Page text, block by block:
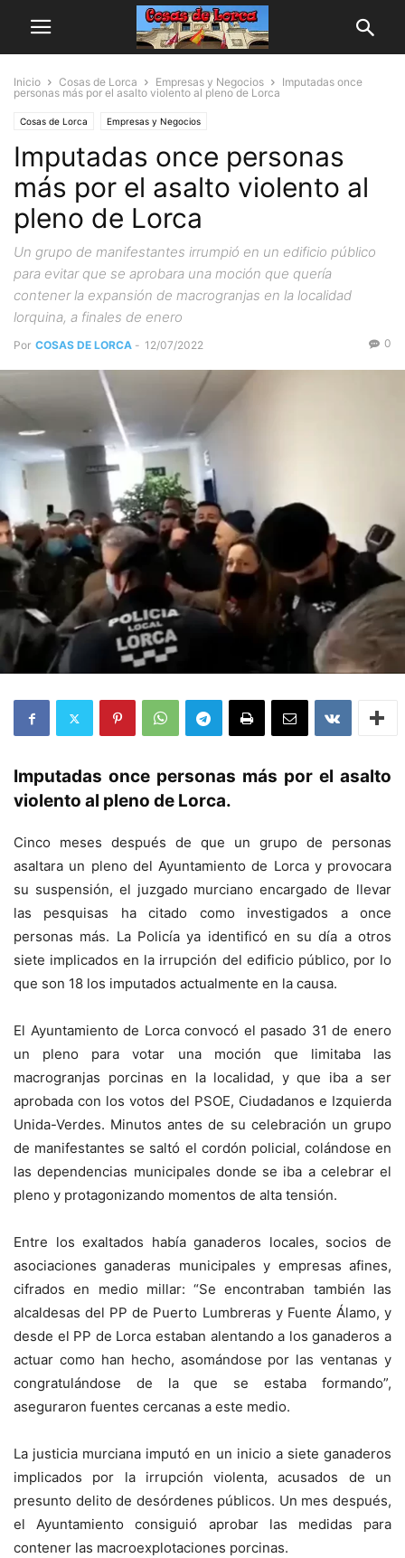
Inicio Cosas de Lorca Empresas y Negocios
Imputadas once
personas más por el asalto violento al pleno de Lorca
Cosas de Lorca Empresas y Negocios
Imputadas once personas
más por el asalto violento al
pleno de Lorca
Un grupo de manifestantes irrumpió en un edificio público
para evitar que se aprobara una moción que quería
contener la expansión de macrogranjas en la localidad
lorquina, a finales de enero
Por COSAS DE LORCA - 12/07/2022 0
Imputadas once personas más por el asalto
violento al pleno de Lorca.
Cinco meses después de que un grupo de personas
asaltara un pleno del Ayuntamiento de Lorca y provocara
su suspensión, el juzgado murciano encargado de llevar
las pesquisas ha citado como investigados a once
personas más. La Policía ya identificó en su día a otros
siete implicados en la irrupción del edificio público, por lo
que son 18 los imputados actualmente en la causa.
El Ayuntamiento de Lorca convocó el pasado 31 de enero
un pleno para votar una moción que limitaba las
macrogranjas porcinas en la localidad, y que iba a ser
aprobada con los votos del PSOE, Ciudadanos e Izquierda
Unida-Verdes. Minutos antes de su celebración un grupo
de manifestantes se saltó el cordón policial, colándose en
las dependencias municipales donde se iba a celebrar el
pleno y protagonizando momentos de alta tensión.
Entre los exaltados había ganaderos locales, socios de
asociaciones ganaderas municipales y empresas afines,
cifrados en medio millar: “Se encontraban también las
alcaldesas del PP de Puerto Lumbreras y Fuente Álamo, y
desde el PP de Lorca estaban alentando a los ganaderos a
actuar como han hecho, asomándose por las ventanas y
congratulándose de la que se estaba formando”,
aseguraron fuentes cercanas a este medio.
La justicia murciana imputó en un inicio a siete ganaderos
implicados por la irrupción violenta, acusados de un
presunto delito de desórdenes públicos. Un mes después,
el Ayuntamiento consiguió aprobar las medidas para
contener las macroexplotaciones porcinas.